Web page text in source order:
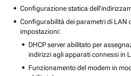
Configurazione statica
Configurabilità dei parametri di LAN
impostazioni:
DHCP server abilitato per
indirizzi agli apparati connessi in
Funzionamento del modem in